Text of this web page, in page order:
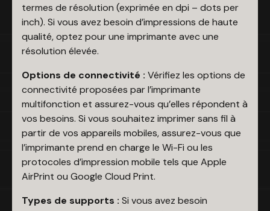
termes de résolution (exprimée en dpi – dots per
inch). Si vous avez besoin d’impressions de haute
qualité, optez pour une imprimante avec une
résolution élevée.
Options de connectivité : Vérifiez les options de
connectivité proposées par l’imprimante
multifonction et assurez-vous qu’elles répondent à
vos besoins. Si vous souhaitez imprimer sans fil à
partir de vos appareils mobiles, assurez-vous que
l’imprimante prend en charge le Wi-Fi ou les
protocoles d’impression mobile tels que Apple
AirPrint ou Google Cloud Print.
Types de supports : Si vous avez besoin